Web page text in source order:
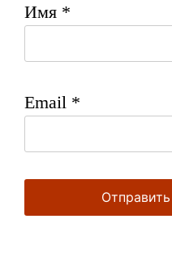
Имя *
Email *